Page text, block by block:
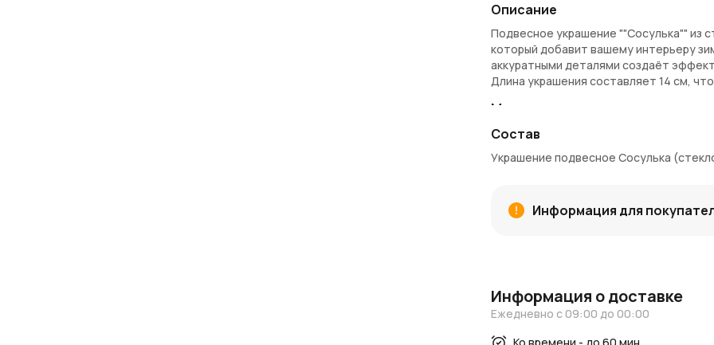
Описание
Подвесное украшение ""Сосулька"" из
который добавит вашему интерьеру
аккуратными деталями создаёт
Длина украшения составляет 14 см,
Материалы и качество
Украшение изготовлено из
прозрачностью. Тончайшие детали
придают изделию дополнительное
Применение и декорирование
Преимущества
Элегантный дизайн: Лёгкая и
Высокое качество: Прочное стекло
Состав
Украшение подвесное Сосулька
Информация для
Информация о доставке
Ежедневно с 09:00 до 00:00